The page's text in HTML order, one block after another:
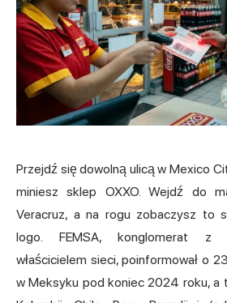
Przejdź się dowolną ulicą w Mexico
miniesz sklep OXXO. Wejdź do
Veracruz, a na rogu zobaczysz to
logo. FEMSA, konglomerat z
właścicielem sieci, poinformował o
w Meksyku pod koniec 2024 roku, a